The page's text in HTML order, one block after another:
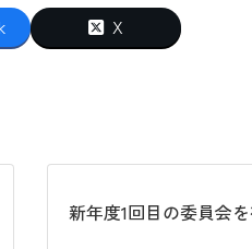
X
新年度1回目の委員会